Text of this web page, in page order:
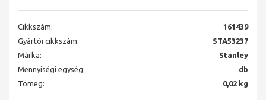
Cikkszám:
161439
Gyártói cikkszám:
STA53237
Márka:
Stanley
Mennyiségi egység:
db
Tömeg:
0,02 kg